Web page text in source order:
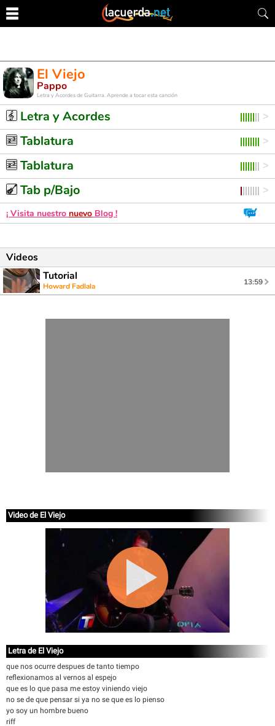
El Viejo
Pappo
Letra y Acordes de Guitarra. Aprende a tocar esta canción
Letra y Acordes
Tablatura
Tablatura
Tab p/Bajo
¡ Visita nuestro nuevo Blog !
Videos
Tutorial
Howard Fadlala 13:59
Video de El Viejo
Letra de El Viejo
que nos ocurre despues de tanto tiempo
reflexionamos al vernos al espejo
que es lo que pasa me estoy viniendo viejo
no se de que pensar si ya no se que es lo pienso
yo soy un hombre bueno
riff